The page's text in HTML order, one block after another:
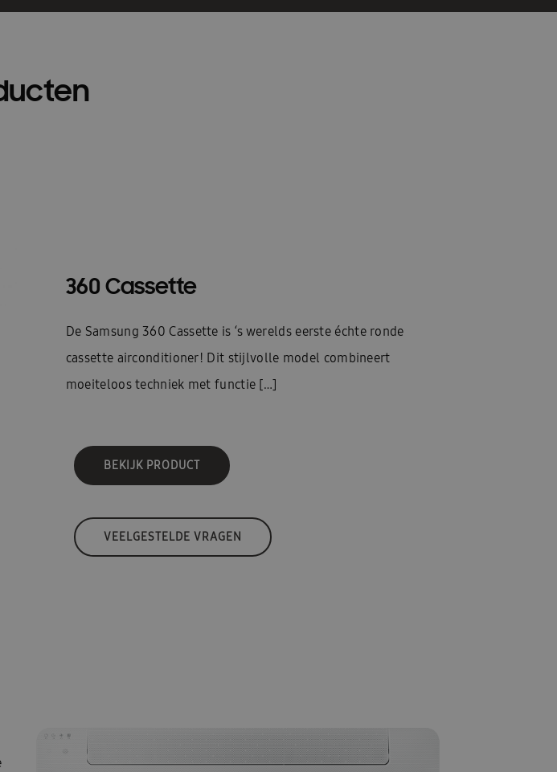
360 Cassette
De Samsung 360 Cassette is ‘s werelds eerste échte ronde
cassette airconditioner! Dit stijlvolle model combineert
moeiteloos techniek met functie […]
BEKIJK PRODUCT
VEELGESTELDE VRAGEN